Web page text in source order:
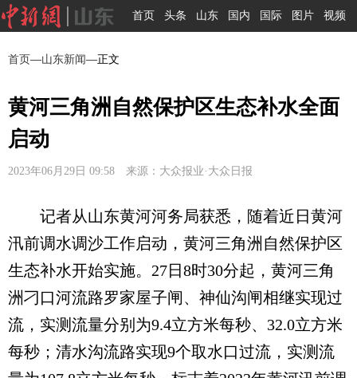
首页 头条 山东 国内 国际 图片 视频
首页—山东新闻—正文
黄河三角洲自然保护区生态补水全面
启动
2023年06月29日 09:58 来源：大众报业·大众日报
记者从山东黄河河务局获悉，随着近日黄河
汛前调水调沙工作启动，黄河三角洲自然保护区
生态补水开始实施。27日8时30分起，黄河三角
洲刁口河流路罗家屋子闸、神仙沟闸相继实现过
流，实测流量分别为9.4立方米每秒、32.0立方米
每秒；清水沟流路实现9个取水口过流，实测流